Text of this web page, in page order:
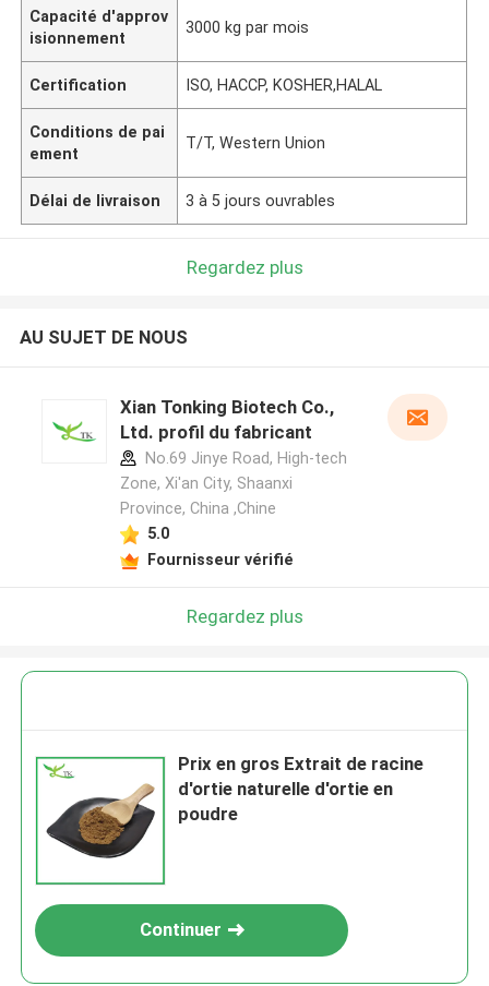
Capacité d'approv
isionnement
3000 kg par mois
Certification ISO, HACCP, KOSHER,HALAL
Conditions de pai
ement
T/T, Western Union
Délai de livraison 3 à 5 jours ouvrables
Regardez plus
AU SUJET DE NOUS
Xian Tonking Biotech Co.,
Ltd. profil du fabricant
No.69 Jinye Road, High-tech
Zone, Xi'an City, Shaanxi
Province, China ,Chine
5.0
Fournisseur vérifié
Regardez plus
Prix en gros Extrait de racine
d'ortie naturelle d'ortie en
poudre
Continuer